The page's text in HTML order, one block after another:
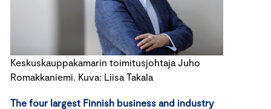
Keskuskauppakamarin toimitusjohtaja Juho
Romakkaniemi. Kuva: Liisa Takala
The four largest Finnish business and industry